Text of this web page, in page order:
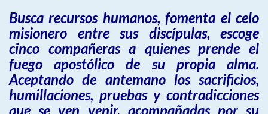
Busca recursos humanos, fomenta el celo
misionero entre sus discípulas, escoge
cinco compañeras a quienes prende el
fuego apostólico de su propia alma.
Aceptando de antemano los sacrificios,
humillaciones, pruebas y contradicciones
que se ven venir, acompañadas por su